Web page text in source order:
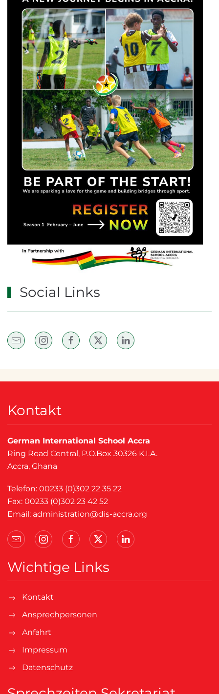
Social Links
Kontakt
German International School Accra
Ring Road Central, P.O.Box 30326 K.I.A.
Accra, Ghana
Telefon: 00233 (0)302 22 35 22
Fax: 00233 (0)302 23 42 52
Email: administration@dis-accra.org
Wichtige Links
Kontakt
Ansprechpersonen
Anfahrt
Impressum
Datenschutz